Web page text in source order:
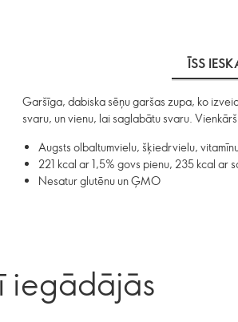
ĪSS
Garšīga, dabiska sēņu garšas zupa, ko
svaru, un vienu, lai saglabātu svaru.
Augsts olbaltumvielu, šķiedrvielu,
221 kcal ar 1,5% govs pienu, 235 kcal ar
Nesatur glutēnu un ĢMO
iegādājās